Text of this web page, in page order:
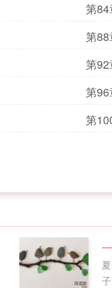
第
第88
第92
第
第